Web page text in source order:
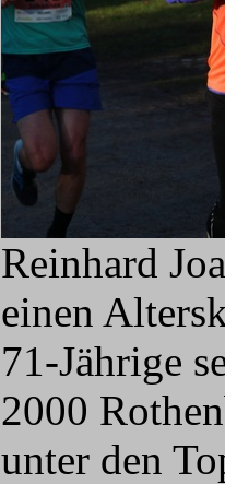
Reinhard
einen
71-Jährige
2000
unter den